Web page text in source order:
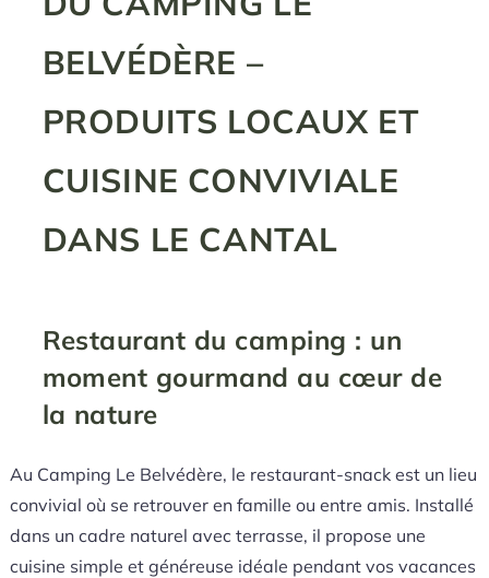
BELVÉDÈRE –
PRODUITS LOCAUX ET
CUISINE CONVIVIALE
DANS LE CANTAL
Restaurant du camping : un
moment gourmand au cœur de
la nature
Au Camping Le Belvédère, le restaurant-snack est un lieu
convivial où se retrouver en famille ou entre amis. Installé
dans un cadre naturel avec terrasse, il propose une
cuisine simple et généreuse idéale pendant vos vacances